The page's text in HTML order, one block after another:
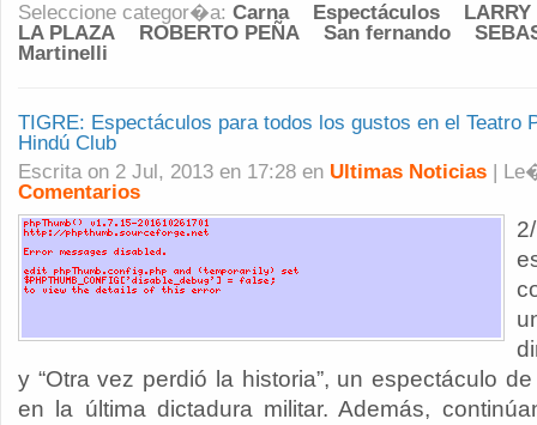
Seleccione categor�a: Carna Espectáculos
LARRY
LA PLAZA
ROBERTO PEÑA San fernando
Martinelli
TIGRE: Espectáculos para todos los gustos en el Teatro
Hindú Club
Escrita on 2 Jul, 2013 en 17:28 en Ultimas Noticias |
Comentarios
y “Otra vez perdió la historia”, un espectáculo
en la última dictadura militar. Además,